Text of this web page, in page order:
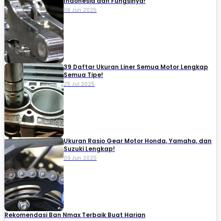
06 Jun 2025
39 Daftar Ukuran Liner Semua Motor Lengkap
Semua Tipe!
25 Jul 2025
Ukuran Rasio Gear Motor Honda, Yamaha, dan
Suzuki Lengkap!
09 Jun 2025
Rekomendasi Ban Nmax Terbaik Buat Harian